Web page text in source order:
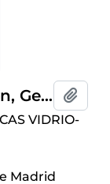
10. Berlín. Staatliche Museen, Gemaldegalerie. Rembrandt, Harmenszoon van Rijn. Tobias, Ana y el chivo. (1645)
VIDRIO-
Madrid